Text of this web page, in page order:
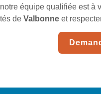
notre équipe qualifiée est à
de Valbonne et